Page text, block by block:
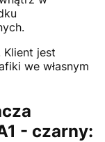
jest
we własnym
- czarny: